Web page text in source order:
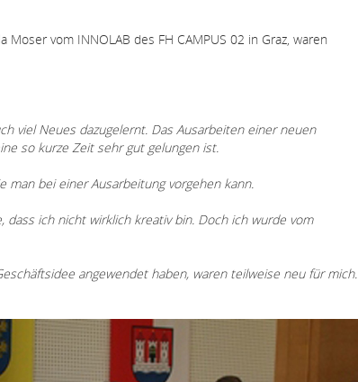
vom INNOLAB des FH CAMPUS 02 in Graz, waren
viel Neues dazugelernt. Das Ausarbeiten einer neuen
so kurze Zeit sehr gut gelungen ist.
man bei einer Ausarbeitung vorgehen kann.
ich nicht wirklich kreativ bin. Doch ich wurde vom
angewendet haben, waren teilweise neu für mich.